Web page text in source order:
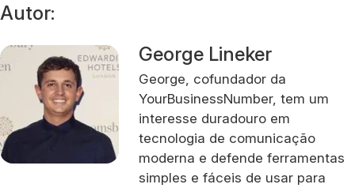
Autor:
George Lineker
George, cofundador da
YourBusinessNumber, tem um
interesse duradouro em
tecnologia de comunicação
moderna e defende ferramentas
simples e fáceis de usar para